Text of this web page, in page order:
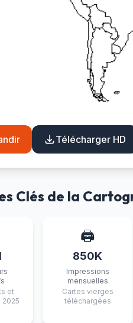
Télécharger HD
Clés de la
et
2025
🖨️
850K
Impressions
mensuelles
Cartes vierges
téléchargées